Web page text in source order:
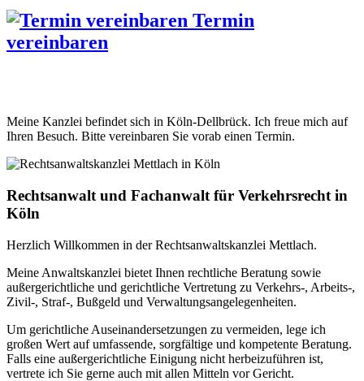
Termin
vereinbaren
Meine Kanzlei befindet sich in Köln-Dellbrück. Ich freue mich auf
Ihren Besuch. Bitte vereinbaren Sie vorab einen Termin.
Rechtsanwalt und Fachanwalt für Verkehrsrecht in
Köln
Herzlich Willkommen in der Rechtsanwaltskanzlei Mettlach.
Meine Anwaltskanzlei bietet Ihnen rechtliche Beratung sowie
außergerichtliche und gerichtliche Vertretung zu Verkehrs-, Arbeits-,
Zivil-, Straf-, Bußgeld und Verwaltungsangelegenheiten.
Um gerichtliche Auseinandersetzungen zu vermeiden, lege ich
großen Wert auf umfassende, sorgfältige und kompetente Beratung.
Falls eine außergerichtliche Einigung nicht herbeizuführen ist,
vertrete ich Sie gerne auch mit allen Mitteln vor Gericht.